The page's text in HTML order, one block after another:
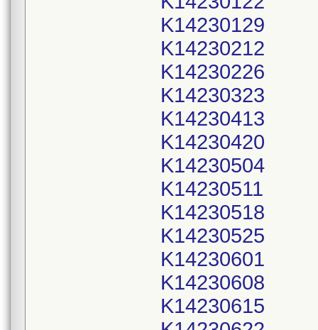
K14230129
K14230212
K14230226
K14230323
K14230413
K14230420
K14230504
K14230511
K14230518
K14230525
K14230601
K14230608
K14230615